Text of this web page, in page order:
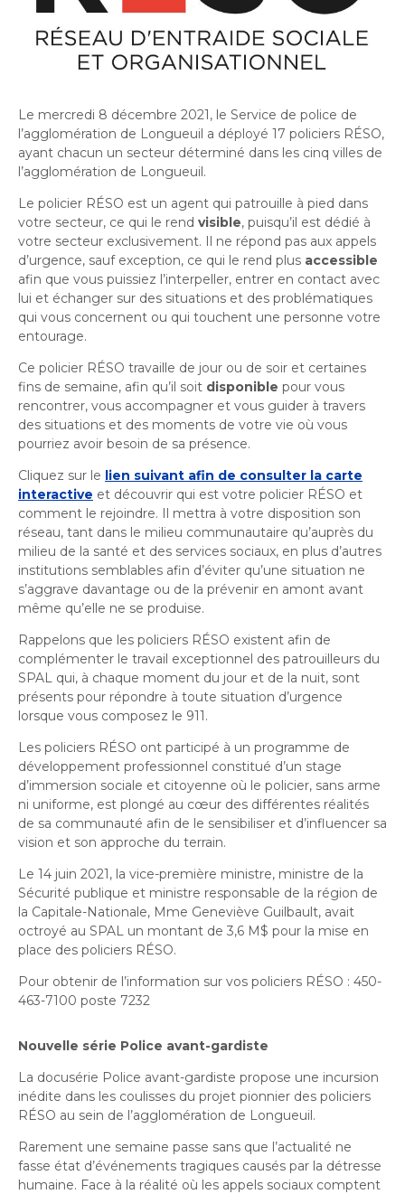
Histoire et patrimoine
Loisir et vie communautaire
Loisir et vie communautaire
Sports et saines habitudes de vie
Sports et saines habitudes de vie
Reconnaissance et soutien des organismes
Reconnaissance et soutien des organismes
Bénévolat
Bénévolat
Lutte à l'itinérance
Lutte à l'itinérance
Écocentres
Écocentres
Info-Travaux
Info-Travaux
Matières résiduelles et collectes
Stationnements municipaux
Stationnements municipaux
Voie publique
Transition socioécologique et mobilité
Transition socioécologique et mobilité
Arbres, plantes et pelouse
Biodiversité et milieux naturels
Lutte aux changements climatiques
Lutte aux changements climatiques
Mobilité durable
Mobilité durable
Verdissement et travaux de foresterie
Verdissement et travaux de foresterie
Sécurité publique
Service sécurité incendie
Service sécurité incendie
Sécurisation des rues locales
Sécurisation des rues locales
Élus
Élus
Demande d'accès à l'information
Demande d'accès à l'information
Instances décisionnelles
Instances décisionnelles
Participation citoyenne
Participation citoyenne
Procès-verbaux
Procès-verbaux
Projets particuliers
dans
une
nouvelle
fenêtre
Règlements municipaux
Règlements municipaux
Entreprises
Développement économique
Développement économique
Ouvre
dans
nouvelle
fenêtre
Développement immobilier
Développement immobilier
Ouvre
dans
une
nouvelle
Fournisseurs
Fournisseurs
Gestion des matières résiduelles
Gestion des matières résiduelles
À propos de la Ville
Actualités et publications
Actualités et publications
Administration municipale
Administration municipale
Approvisionnement
Bureau de l’éthique et de l’inspection
contractuelle
Bureau de l’éthique et de l’inspection
contractuelle
Ouvre
dans
une
fenêtre
Bureau protecteur citoyen
Bureau protecteur citoyen
Centre-ville de Longueuil
Centre-ville de Longueuil
Cour municipale et contravention
Cour municipale et contravention
Gouvernance et saine gestion
Gouvernance et saine gestion
Office de participation publique de Longueuil
Office de participation publique de Longueuil
Ouvre
dans
une
nouvelle
fenêtre
Politiques municipales
Réclamations
Réclamations
Vérificatrice générale
Vérificatrice générale
Activités littéraires
loisirs
Activités sportives et plein
air
Arts de la scène, spectacles
et festivals
Calendrier des événements
Le mercredi 8 décembre 2021, le Service de police de
l’agglomération de Longueuil a déployé 17 policiers RÉSO,
ayant chacun un secteur déterminé dans les cinq villes de
l’agglomération de Longueuil.
Le policier RÉSO est un agent qui patrouille à pied dans
votre secteur, ce qui le rend visible, puisqu’il est dédié à
votre secteur exclusivement. Il ne répond pas aux appels
d’urgence, sauf exception, ce qui le rend plus accessible
afin que vous puissiez l’interpeller, entrer en contact avec
lui et échanger sur des situations et des problématiques
qui vous concernent ou qui touchent une personne votre
entourage.
Ce policier RÉSO travaille de jour ou de soir et certaines
fins de semaine, afin qu’il soit disponible pour vous
rencontrer, vous accompagner et vous guider à travers
des situations et des moments de votre vie où vous
pourriez avoir besoin de sa présence.
Cliquez sur le lien suivant afin de consulter la carte
interactive et découvrir qui est votre policier RÉSO et
comment le rejoindre. Il mettra à votre disposition son
réseau, tant dans le milieu communautaire qu’auprès du
milieu de la santé et des services sociaux, en plus d’autres
institutions semblables afin d’éviter qu’une situation ne
s’aggrave davantage ou de la prévenir en amont avant
même qu’elle ne se produise.
Rappelons que les policiers RÉSO existent afin de
complémenter le travail exceptionnel des patrouilleurs du
SPAL qui, à chaque moment du jour et de la nuit, sont
présents pour répondre à toute situation d’urgence
lorsque vous composez le 911.
Les policiers RÉSO ont participé à un programme de
développement professionnel constitué d’un stage
d’immersion sociale et citoyenne où le policier, sans arme
ni uniforme, est plongé au cœur des différentes réalités
de sa communauté afin de le sensibiliser et d’influencer sa
vision et son approche du terrain.
Le 14 juin 2021, la vice-première ministre, ministre de la
Sécurité publique et ministre responsable de la région de
la Capitale-Nationale, Mme Geneviève Guilbault, avait
octroyé au SPAL un montant de 3,6 M$ pour la mise en
place des policiers RÉSO.
Pour obtenir de l’information sur vos policiers RÉSO : 450-
463-7100 poste 7232
Nouvelle série Police avant-gardiste
La docusérie Police avant-gardiste propose une incursion
inédite dans les coulisses du projet pionnier des policiers
RÉSO au sein de l’agglomération de Longueuil.
Rarement une semaine passe sans que l’actualité ne
fasse état d’événements tragiques causés par la détresse
humaine. Face à la réalité où les appels sociaux comptent